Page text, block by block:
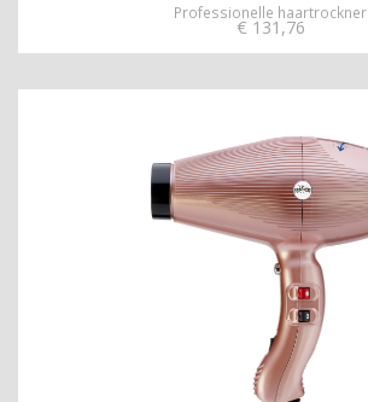
Professionelle haartrockner
€ 131,76